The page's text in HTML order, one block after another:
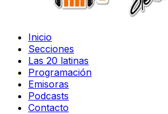
Inicio
Secciones
Las 20 latinas
Programación
Emisoras
Podcasts
Contacto